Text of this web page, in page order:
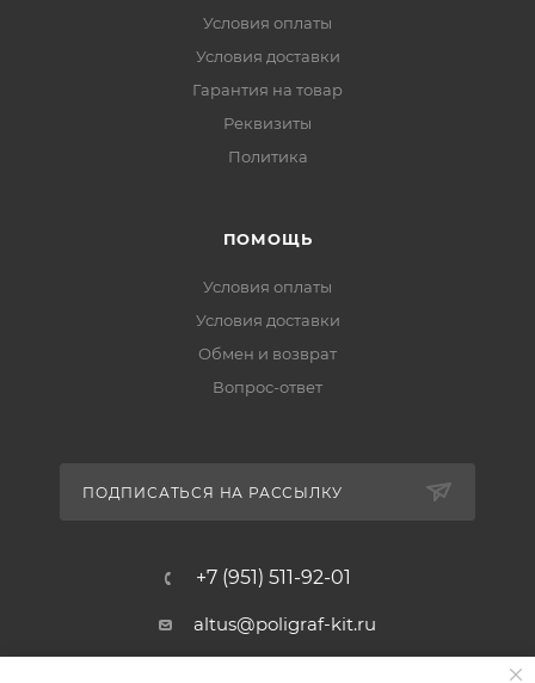
Условия оплаты
Условия доставки
Гарантия на товар
Реквизиты
Политика
ПОМОЩЬ
Условия оплаты
Условия доставки
Обмен и возврат
Вопрос-ответ
ПОДПИСАТЬСЯ НА РАССЫЛКУ
+7 (951) 511-92-01
altus@poligraf-kit.ru